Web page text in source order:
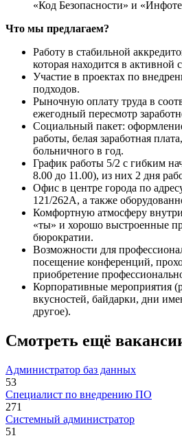
«Код Безопасности» и
Что мы предлагаем?
Работу в стабильной
которая находится в активной
Участие в проектах по
подходов.
Рыночную оплату труда в
ежегодный пересмотр
Социальный пакет:
работы, белая заработная
больничного в год.
График работы 5/2 с гибким
8.00 до 11.00), из них 2 дня
Офис в центре города по
121/262А, а также
Комфортную атмосферу
«ты» и хорошо выстроенные
бюрократии.
Возможности для
посещение конференций,
приобретение
Корпоративные мероприятия
вкусностей, байдарки, дни
другое).
Смотреть ещё
Администратор баз данных
53
Специалист по внедрению ПО
271
Системный администратор
51